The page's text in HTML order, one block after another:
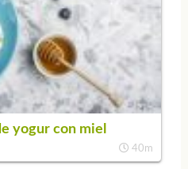
yogur con miel
40m